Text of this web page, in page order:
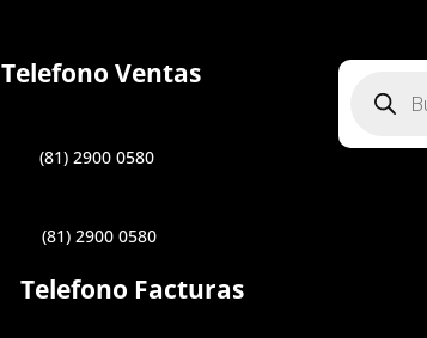
Telefono Ventas
(81) 2900 0580
(81) 2900 0580
Telefono Facturas